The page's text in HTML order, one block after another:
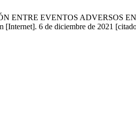
ENTRE EVENTOS
6 de diciembre de 2021 [citado